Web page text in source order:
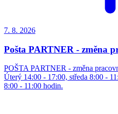
7. 8. 2026
Pošta PARTNER - změna
POŠTA PARTNER - změna
Úterý 14:00 - 17:00, středa 8:00 -
8:00 - 11:00 hodin.